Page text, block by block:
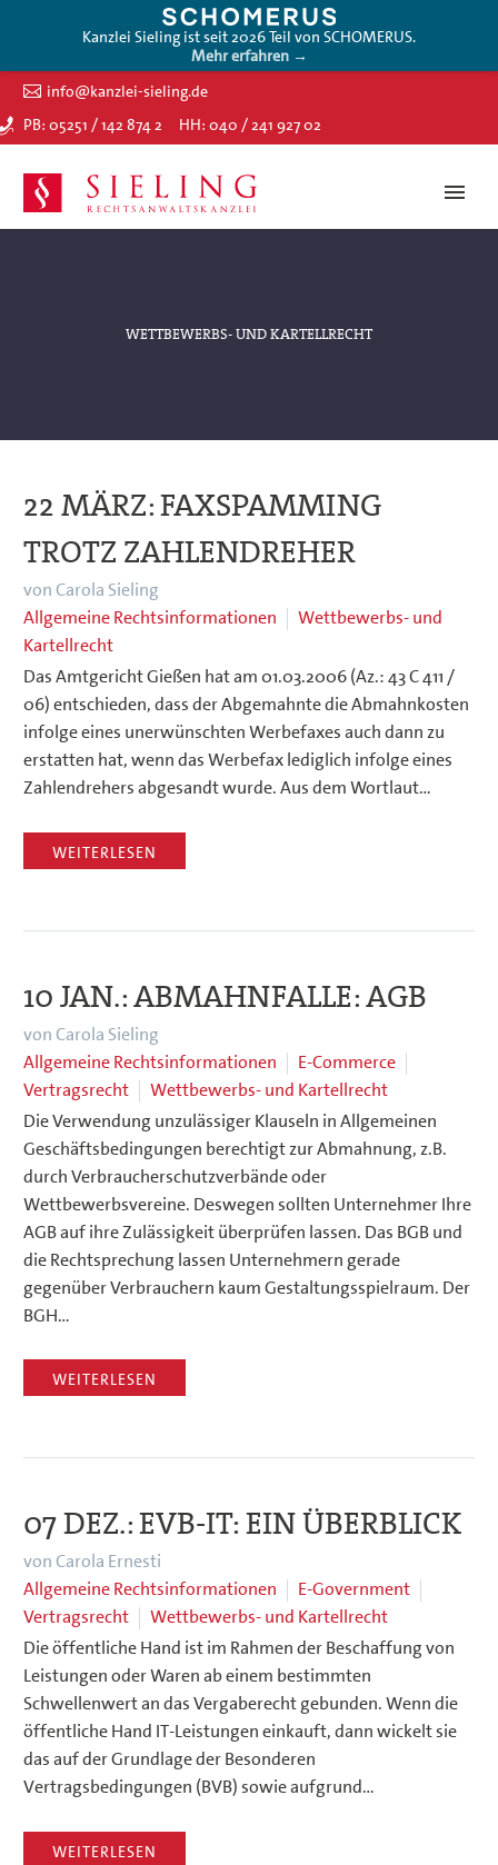
Kanzlei Sieling ist seit 2026 Teil von SCHOMERUS.
Mehr erfahren →
info@kanzlei-sieling.de
PB: 05251 / 142 874 2
HH: 040 / 241 927 02
WETTBEWERBS- UND KARTELLRECHT
22 MÄRZ:FAXSPAMMING
TROTZ ZAHLENDREHER
von Carola Sieling
Allgemeine Rechtsinformationen
Wettbewerbs- und
Kartellrecht
Das Amtgericht Gießen hat am 01.03.2006 (Az.: 43 C 411 /
06) entschieden, dass der Abgemahnte die Abmahnkosten
infolge eines unerwünschten Werbefaxes auch dann zu
erstatten hat, wenn das Werbefax lediglich infolge eines
Zahlendrehers abgesandt wurde. Aus dem Wortlaut…
WEITERLESEN
10 JAN.:ABMAHNFALLE: AGB
von Carola Sieling
Allgemeine Rechtsinformationen
E-Commerce
Vertragsrecht
Wettbewerbs- und Kartellrecht
Die Verwendung unzulässiger Klauseln in Allgemeinen
Geschäftsbedingungen berechtigt zur Abmahnung, z.B.
durch Verbraucherschutzverbände oder
Wettbewerbsvereine. Deswegen sollten Unternehmer Ihre
AGB auf ihre Zulässigkeit überprüfen lassen. Das BGB und
die Rechtsprechung lassen Unternehmern gerade
gegenüber Verbrauchern kaum Gestaltungsspielraum. Der
BGH…
WEITERLESEN
07 DEZ.:EVB-IT: EIN ÜBERBLICK
von Carola Ernesti
Allgemeine Rechtsinformationen
E-Government
Vertragsrecht
Wettbewerbs- und Kartellrecht
Die öffentliche Hand ist im Rahmen der Beschaffung von
Leistungen oder Waren ab einem bestimmten
Schwellenwert an das Vergaberecht gebunden. Wenn die
öffentliche Hand IT-Leistungen einkauft, dann wickelt sie
das auf der Grundlage der Besonderen
Vertragsbedingungen (BVB) sowie aufgrund…
WEITERLESEN